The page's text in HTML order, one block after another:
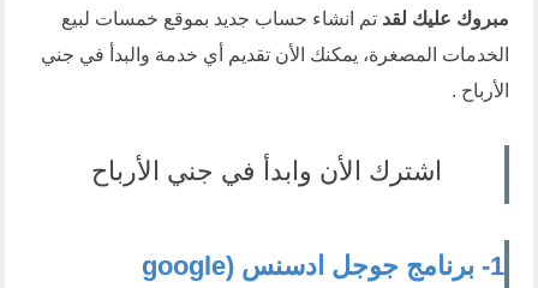
مبروك عليك لقد تم انشاء حساب جديد بموقع خمسات لبيع
الخدمات المصغرة، يمكنك الأن تقديم أي خدمة والبدأ في جني
الأرباح .
اشترك الأن وابدأ في جني الأرباح
1- برنامج جوجل ادسنس (google